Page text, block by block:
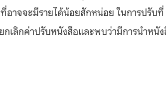
าจจะมีรายได้น้อยสักหน่อย ในการปรับที่
เลิกค่าปรับหนังสือและพบว่ามีการนำหนั